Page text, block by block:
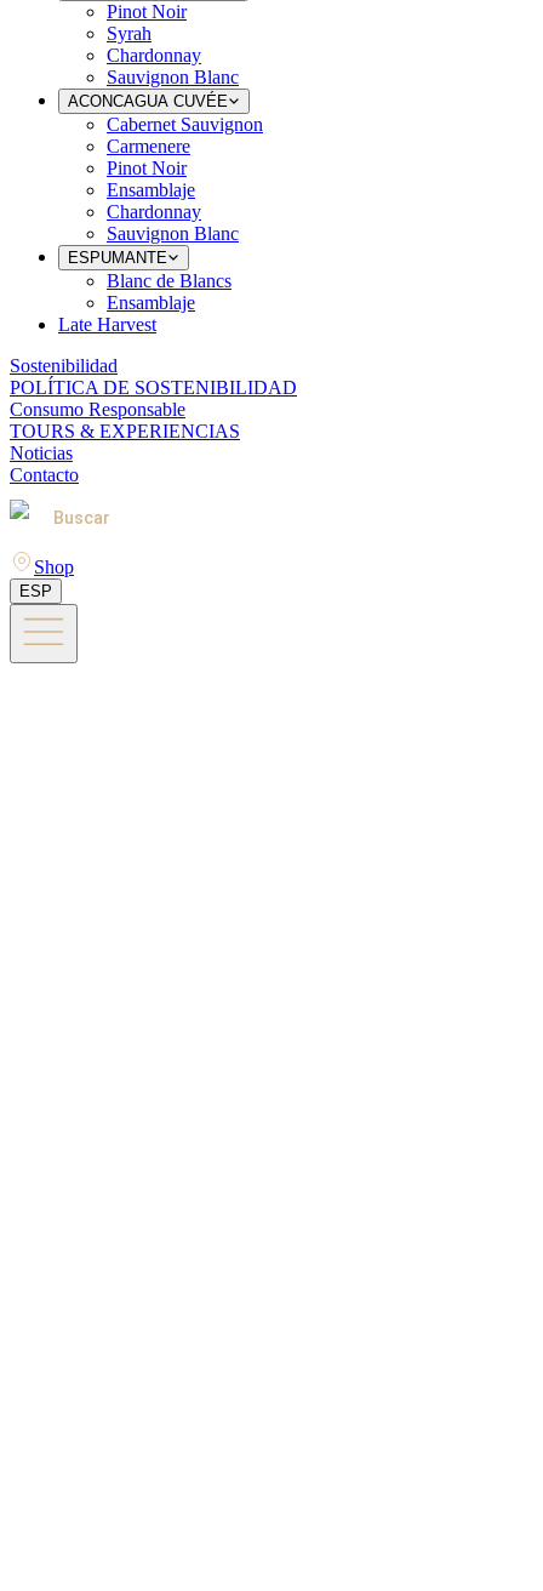
Pinot Noir
Syrah
Chardonnay
Sauvignon Blanc
ACONCAGUA CUVÉE
Cabernet Sauvignon
Carmenere
Pinot Noir
Ensamblaje
Chardonnay
Sauvignon Blanc
ESPUMANTE
Blanc de Blancs
Ensamblaje
Late Harvest
Sostenibilidad
POLÍTICA DE SOSTENIBILIDAD
Consumo Responsable
TOURS & EXPERIENCIAS
Noticias
Contacto
Buscar
Shop
ESP